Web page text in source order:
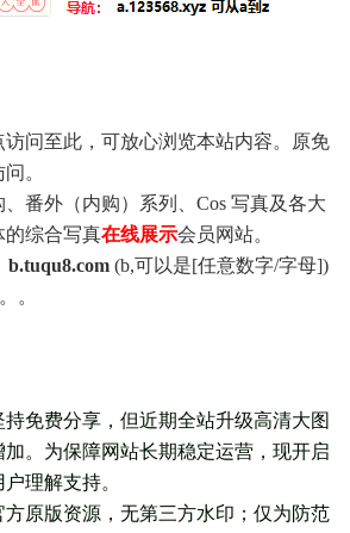
问至此，可放心浏览本站内容。原免
。
番外（内购）系列、Cos 写真及各大
的综合写真在线展示会员网站。
b.tuqu8.com (b,可以是[任意数字/字母])
。
免费分享，但近期全站升级高清大图
。为保障网站长期稳定运营，现开启
理解支持。
原版资源，无第三方水印；仅为防范